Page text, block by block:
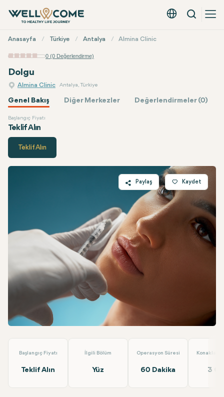
Türkçe - EUR
Arama
Menü
Anasayfa Türkiye Antalya Almina Clinic
0 (0 Değerlendirme)
Dolgu
Almina Clinic Antalya, Türkiye
Genel Bakış Diğer Merkezler Değerlendirmeler (0)
Başlangıç Fiyatı
Teklif Alın
Almina ClinicFiyatı
Teklif Alın
Paylaş
Twitter
Facebook
Linkedin
Telegram
Kaydet
Başlangıç Fiyatı
Teklif Alın
İlgili Bölüm
Yüz
Operasyon Süresi
60 Dakika 3